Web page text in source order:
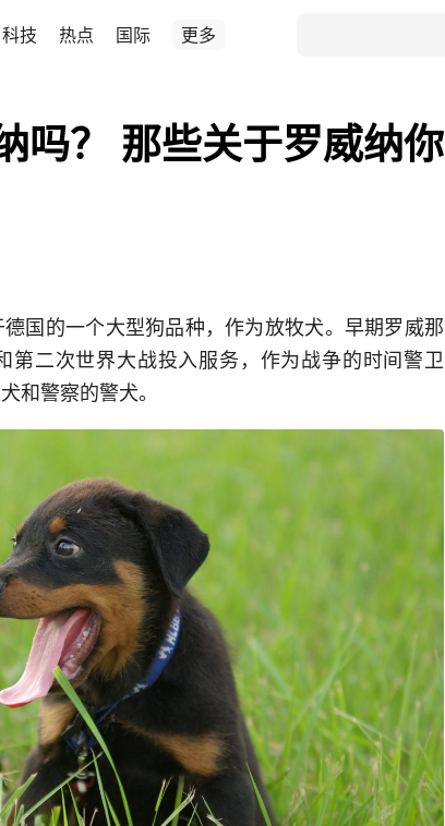
科技 热点 国际 更多
吗？ 那些关于罗威纳你
国的一个大型狗品种，作为放牧犬。早期罗威那
第二次世界大战投入服务，作为战争的时间警卫
和警察的警犬。